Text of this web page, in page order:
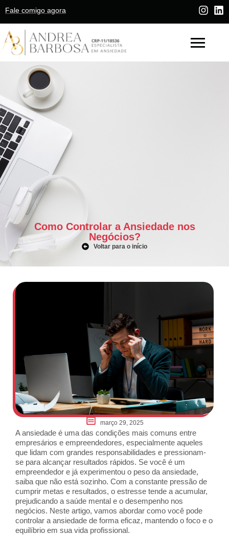
Fale comigo agora
Como Controlar a Ansiedade nos
Negócios?
Voltar para o início
março 29, 2025
A ansiedade é uma das condições mais comuns entre
empresários e empreendedores, especialmente aqueles
que lidam com grandes responsabilidades e pressionam-
se para alcançar resultados rápidos. Se você é um
empreendedor e já experimentou o peso da ansiedade,
saiba que não está sozinho. Com a constante pressão de
cumprir metas e resultados, o estresse tende a acumular,
prejudicando a saúde mental e o desempenho nos
negócios. Neste artigo, vamos abordar como você pode
controlar a ansiedade de forma eficaz, mantendo o foco e o
equilíbrio em sua vida profissional.